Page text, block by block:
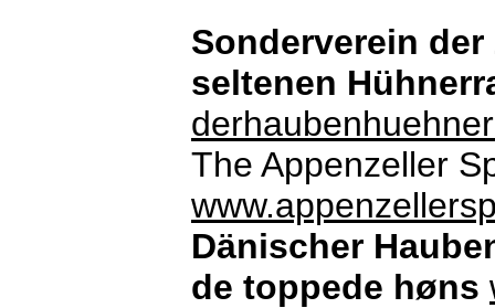
Sonderverein
seltenen
The Appenzeller
Dänischer
de toppede høns